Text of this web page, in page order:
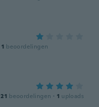
1 beoordelingen
21 beoordelingen · 1 uploads